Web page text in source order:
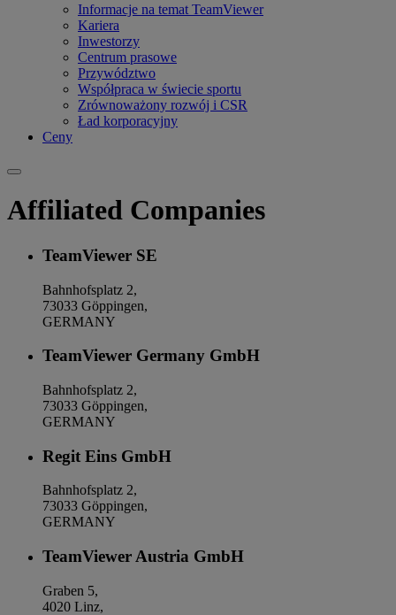
Informacje na temat TeamViewer
Kariera
Inwestorzy
Centrum prasowe
Przywództwo
Współpraca w świecie sportu
Zrównoważony rozwój i CSR
Ład korporacyjny
Ceny
Affiliated Companies
TeamViewer SE
Bahnhofsplatz 2,
73033 Göppingen,
GERMANY
TeamViewer Germany GmbH
Bahnhofsplatz 2,
73033 Göppingen,
GERMANY
Regit Eins GmbH
Bahnhofsplatz 2,
73033 Göppingen,
GERMANY
TeamViewer Austria GmbH
Graben 5,
4020 Linz,